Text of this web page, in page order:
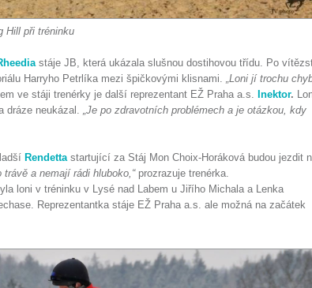
Hill při tréninku
stáje JB, která ukázala slušnou dostihovou třídu. Po
Harryho Petrlíka mezi špičkovými klisnami. „Loni jí trochu
ve stáji trenérky je další reprezentant EŽ Praha a.s. Inektor.
dráze neukázal. „Je po zdravotních problémech a je otázkou, kdy
Rendettastartující za Stáj Mon Choix-Horáková budou jezdit
trávě a nemají rádi hluboko,“ prozrazuje trenérka.
loni v tréninku v Lysé nad Labem u Jiřího Michala a Lenka
Reprezentantka stáje EŽ Praha a.s. ale možná na začátek